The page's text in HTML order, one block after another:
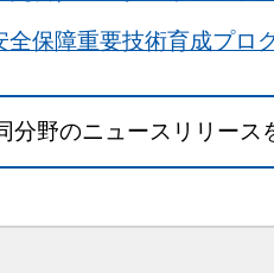
報
全保障重要技術育成プロ
分野のニュースリリース